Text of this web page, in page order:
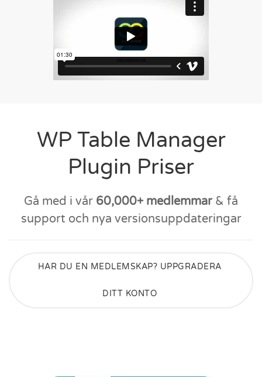
WP Table Manager
Plugin Priser
Gå med i vår 60,000+ medlemmar& få
support och nya versionsuppdateringar
HAR DU EN MEDLEMSKAP? UPPGRADERA
DITT KONTO